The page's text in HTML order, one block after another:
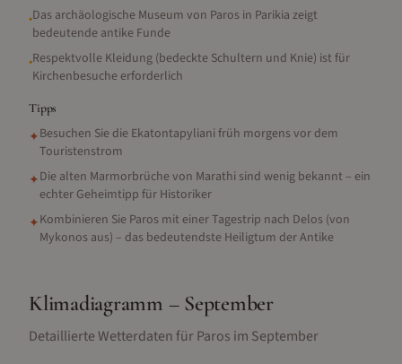
•Das archäologische Museum von Paros in Parikia zeigt
bedeutende antike Funde
•Respektvolle Kleidung (bedeckte Schultern und Knie) ist für
Kirchenbesuche erforderlich
Tipps
✦Besuchen Sie die Ekatontapyliani früh morgens vor dem
Touristenstrom
✦Die alten Marmorbrüche von Marathi sind wenig bekannt – ein
echter Geheimtipp für Historiker
✦Kombinieren Sie Paros mit einer Tagestrip nach Delos (von
Mykonos aus) – das bedeutendste Heiligtum der Antike
Klimadiagramm – September
Detaillierte Wetterdaten fürParos im September